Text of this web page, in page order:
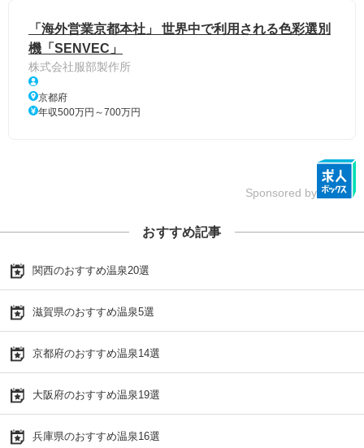
「海外営業京都本社」 世界中で利用される色彩選別
機「SENVEC」
株式会社服部製作所
京都府
年収500万円～700万円
Sponsored by
おすすめ記事
関西のおすすめ温泉20選
滋賀県のおすすめ温泉5選
京都府のおすすめ温泉14選
大阪府のおすすめ温泉19選
兵庫県のおすすめ温泉16選